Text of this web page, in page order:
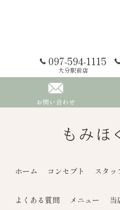
097-594-1115
大分駅前店
お問い合わせ
ホーム コンセプト スタッ
よくある質問 メニュー 当